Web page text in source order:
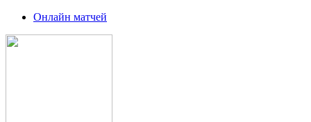
Онлайн матчей